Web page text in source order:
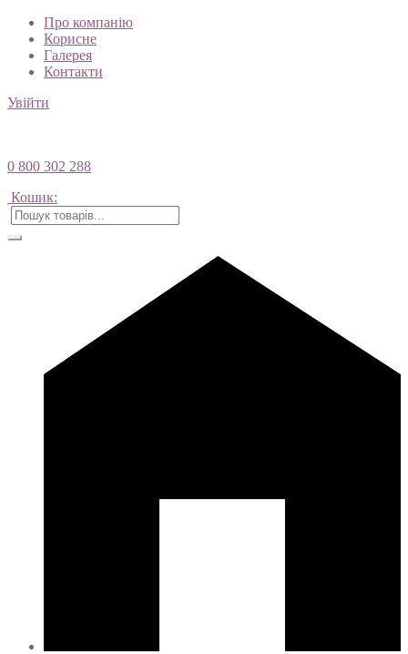
Про компанію
Корисне
Галерея
Контакти
Увійти
0 800 302 288
Кошик: